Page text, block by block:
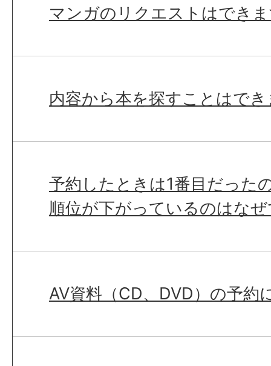
マンガのリクエストはでき
内容から本を探すことはで
予約したときは1番目だった
順位が下がっているのはな
AV資料（CD、DVD）の予約